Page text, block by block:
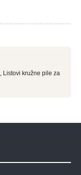
, Listovi kružne pile za